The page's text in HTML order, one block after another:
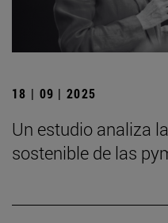
18 | 09 | 2025
Un estudio analiza
sostenible de las